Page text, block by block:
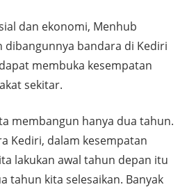
dan ekonomi, Menhub
dibangunnya bandara di Kediri
membuka kesempatan
sekitar.
membangun hanya dua tahun.
Kediri, dalam kesempatan
lakukan awal tahun depan itu
tahun kita selesaikan. Banyak